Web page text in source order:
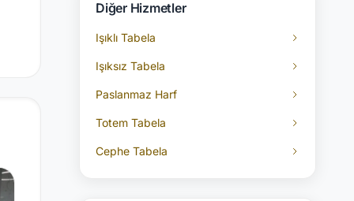
Diğer Hizmetler
Işıklı Tabela
Işıksız Tabela
Paslanmaz Harf
Totem Tabela
Cephe Tabela